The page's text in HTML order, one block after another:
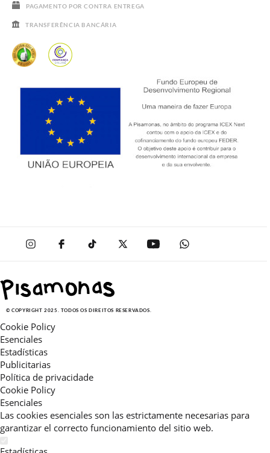
PAGAMENTO POR CONTRA ENTREGA
TRANSFERÊNCIA BANCÁRIA
© COPYRIGHT 2025. TODOS OS DIREITOS RESERVADOS.
Cookie Policy
Esenciales
Estadísticas
Publicitarias
Política de privacidade
Cookie Policy
Esenciales
Las cookies esenciales son las estrictamente necesarias para
garantizar el correcto funcionamiento del sitio web.